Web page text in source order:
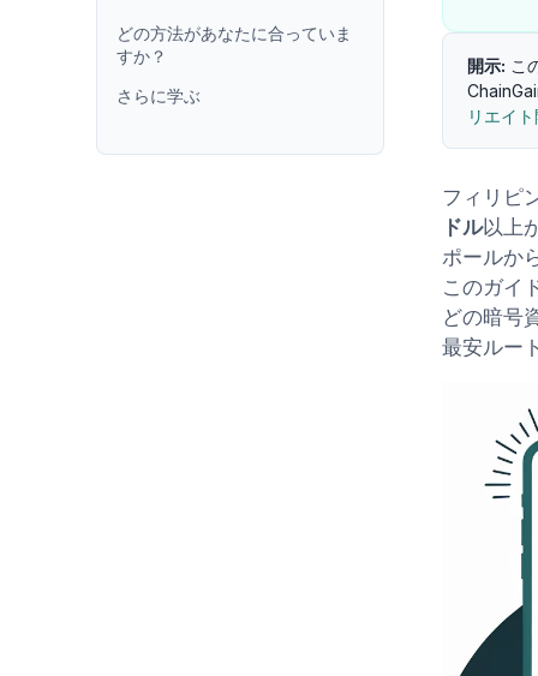
どの方法があなたに合っていま
すか？
さらに学ぶ
開示: こ
リエイ
フィリピ
ドル以上
ポールか
このガイ
どの暗号
最安ルー